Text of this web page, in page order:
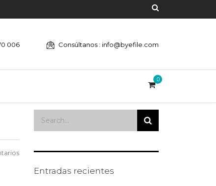
006 Consúltanos : info@byefile.com
0
Entradas recientes